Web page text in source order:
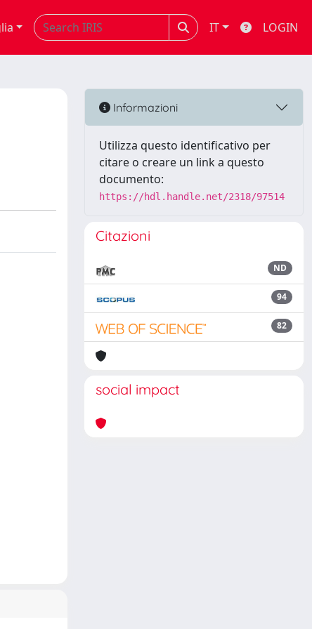
IT LOGIN
Informazioni
Utilizza questo identificativo per
citare o creare un link a questo
documento:
https://hdl.handle.net/2318/97514
Citazioni
ND
94
82
social impact